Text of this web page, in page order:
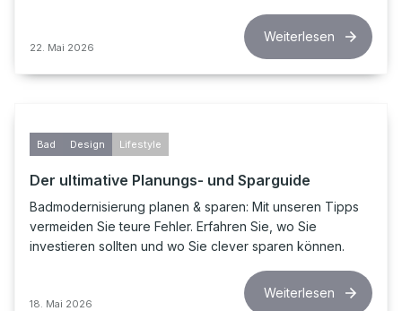
22. Mai 2026
Weiterlesen
Bad Design Lifestyle
Der ultimative Planungs- und Sparguide
Badmodernisierung planen & sparen: Mit unseren Tipps
vermeiden Sie teure Fehler. Erfahren Sie, wo Sie
investieren sollten und wo Sie clever sparen können.
18. Mai 2026
Weiterlesen